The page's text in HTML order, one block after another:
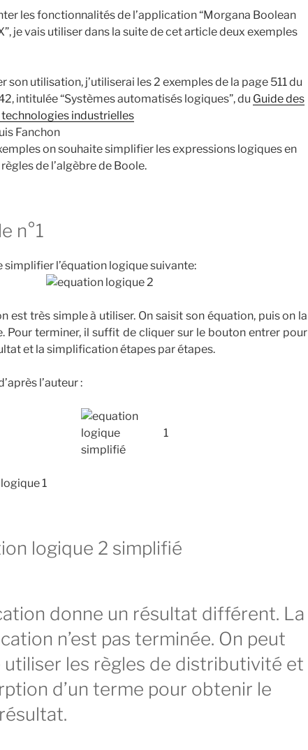
les fonctionnalités de l’application “Morgana Boolean
je vais utiliser dans la suite de cet article deux exemples
son utilisation, j’utiliserai les 2 exemples de la page 511 du
intitulée “Systèmes automatisés logiques”, du Guide des
industrielles
Fanchon
on souhaite simplifier les expressions logiques en
de l’algèbre de Boole.
n°1
simplifier l’équation logique suivante:
est très simple à utiliser. On saisit son équation, puis on la
Pour terminer, il suffit de cliquer sur le bouton entrer pour
et la simplification étapes par étapes.
l’auteur :
donne un résultat différent. La
n’est pas terminée. On peut
utiliser les règles de distributivité et
d’un terme pour obtenir le